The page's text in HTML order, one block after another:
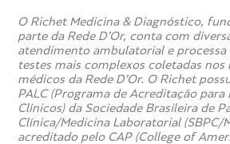
O Richet Medicina & Diagnóstico,
parte da Rede D’Or, conta com
atendimento ambulatorial e processa
testes mais complexos coletadas
médicos da Rede D’Or. O Richet
PALC (Programa de Acreditação
Clínicos) da Sociedade Brasileira de
Clínica/Medicina Laboratorial (SBPC/
acreditado pelo CAP (College of